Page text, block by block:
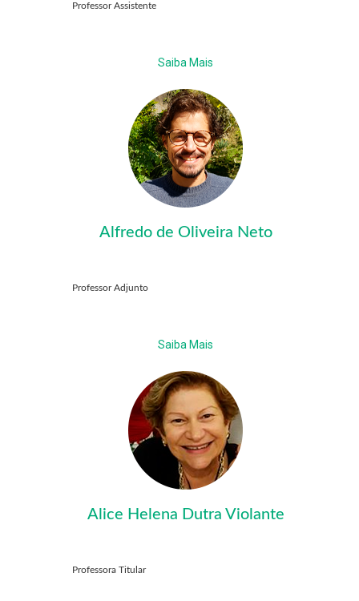
Professor Assistente
Saiba Mais
Alfredo de Oliveira Neto
Professor Adjunto
Saiba Mais
Alice Helena Dutra Violante
Professora Titular